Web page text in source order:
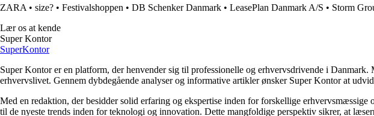
ZARA • size? • Festivalshoppen • DB Schenker Danmark • LeasePlan Danmark A/S • Storm
Lær os at kende
Super Kontor
SuperKontor
Super Kontor er en platform, der henvender sig til professionelle og erhvervsdrivende i
erhvervslivet. Gennem dybdegående analyser og informative artikler ønsker Super Kontor at
Med en redaktion, der besidder solid erfaring og ekspertise inden for forskellige
til de nyeste trends inden for teknologi og innovation. Dette mangfoldige perspektiv sikrer, at